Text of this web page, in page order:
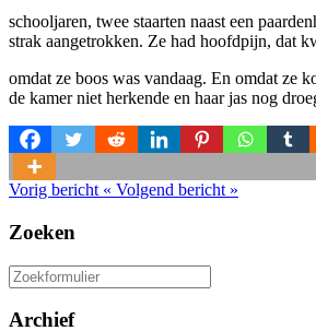
schooljaren, twee staarten naast een
strak aangetrokken. Ze had hoofdpijn, dat
omdat ze boos was vandaag. En omdat ze
de kamer niet herkende en haar jas nog
Vorig bericht « Volgend bericht »
Zoeken
Zoeken
naar:
Archief